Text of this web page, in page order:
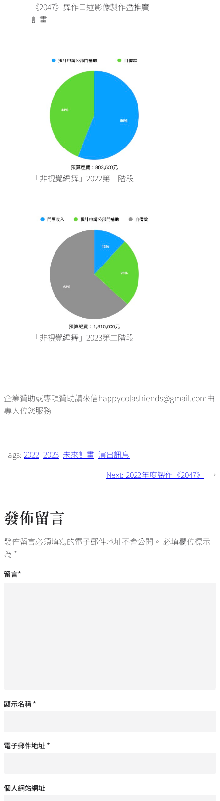
《2047》舞作口述影像製作暨推廣
計畫
「非視覺編舞」2022第一階段
「非視覺編舞」2023第二階段
企業贊助或專項贊助請來信happycolasfriends@gmail.com由
專人位您服務！
Tags: 2022 2023 未來計畫 演出訊息
Next: 2022年度製作《2047》 →
發佈留言
發佈留言必須填寫的電子郵件地址不會公開。 必填欄位標示
為 *
留言*
顯示名稱 *
電子郵件地址 *
個人網站網址